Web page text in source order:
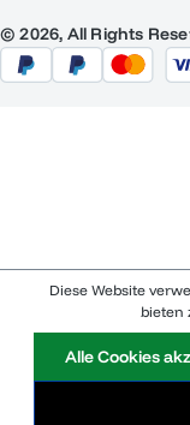
© 2026, All Rights
Diese Website
bieten
Alle Cookies